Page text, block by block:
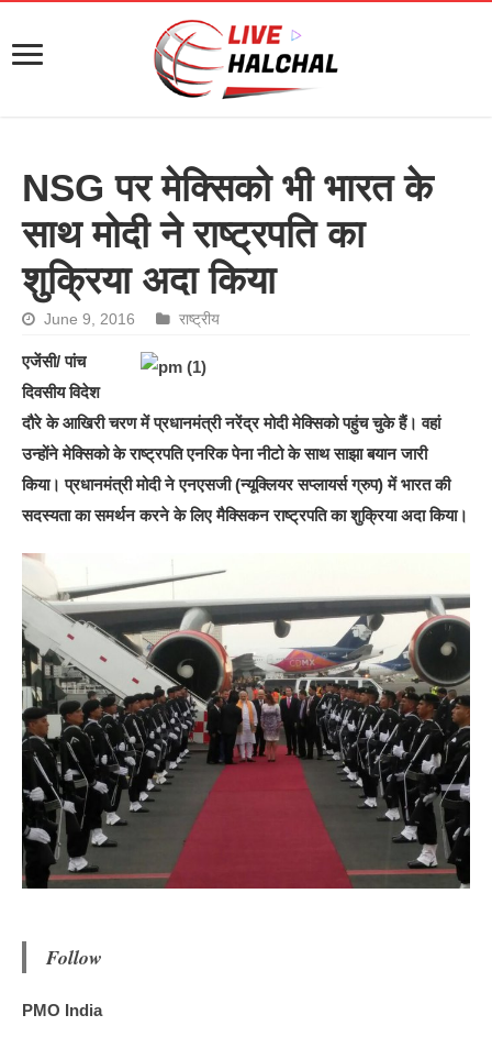
NSG पर मेक्सिको भी भारत के
साथ मोदी ने राष्ट्रपति का
शुक्रिया अदा किया
June 9, 2016 राष्ट्रीय
एजेंसी/ पांच
दिवसीय विदेश
दौरे के आखिरी चरण में प्रधानमंत्री नरेंद्र मोदी मेक्सिको पहुंच चुके हैं। वहां
उन्होंने मेक्सिको के राष्ट्रपति एनरिक पेना नीटो के साथ साझा बयान जारी
किया। प्रधानमंत्री मोदी ने एनएसजी (न्यूक्लियर सप्लायर्स ग्रुप) में भारत की
सदस्यता का समर्थन करने के लिए मैक्सिकन राष्ट्रपति का शुक्रिया अदा किया।
Follow
PMO India